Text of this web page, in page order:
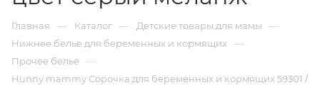
Главная — Каталог — Детские товары для мамы —
Нижнее белье для беременных и кормящих —
Прочее белье —
Hunny mammy Сорочка для беременных и кормящих 59301 /